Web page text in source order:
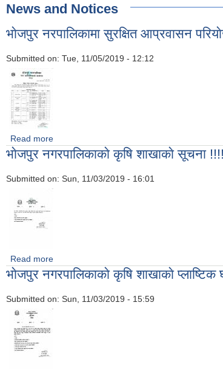
News and Notices
भाेजपुर नरपालिकामा सुरक्षित आप्रवासन
Submitted on: Tue, 11/05/2019 - 12:12
Read more
भाेजपुर नगरपालिकाकाे कृषि शाखाकाे सूचना !!!!
Submitted on: Sun, 11/03/2019 - 16:01
Read more
भाेजपुर नगरपालिकाकाे कृषि शाखाकाे
Submitted on: Sun, 11/03/2019 - 15:59